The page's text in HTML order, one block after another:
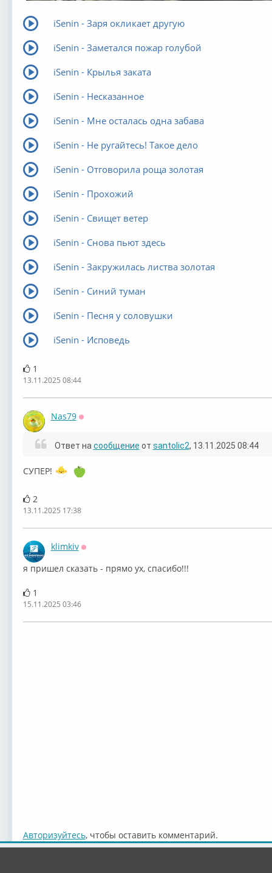
iSenin - Заря окликает другую
iSenin - Заметался пожар голубой
iSenin - Крылья заката
iSenin - Несказанное
iSenin - Мне осталась одна забава
iSenin - Не ругайтесь! Такое дело
iSenin - Отговорила роща золотая
iSenin - Прохожий
iSenin - Свищет ветер
iSenin - Снова пьют здесь
iSenin - Закружилась листва золотая
iSenin - Синий туман
iSenin - Песня у соловушки
iSenin - Исповедь
1
13.11.2025 08:44
Nas79
Ответ на сообщение от santolic2, 13.11.2025 08:44
СУПЕР!
2
13.11.2025 17:38
klimkiv
я пришел сказать - прямо ух, спасибо!!!
1
15.11.2025 03:46
Авторизуйтесь, чтобы оставить комментарий.